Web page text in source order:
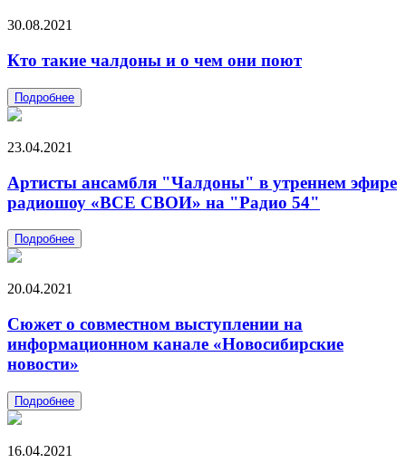
30.08.2021
Кто такие чалдоны и о чем они поют
Подробнее
23.04.2021
Артисты ансамбля "Чалдоны" в утреннем эфире
радиошоу «ВСЕ СВОИ» на "Радио 54"
Подробнее
20.04.2021
Сюжет о совместном выступлении на
информационном канале «Новосибирские
новости»
Подробнее
16.04.2021